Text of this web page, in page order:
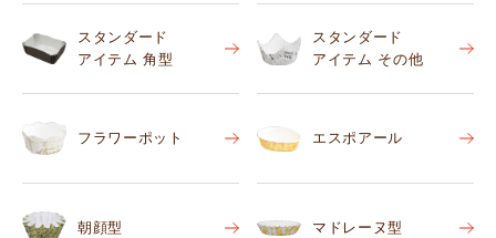
スタンダード
アイテム 角型
スタンダード
アイテム その他
フラワーポット エスポアール
朝顔型 マドレーヌ型